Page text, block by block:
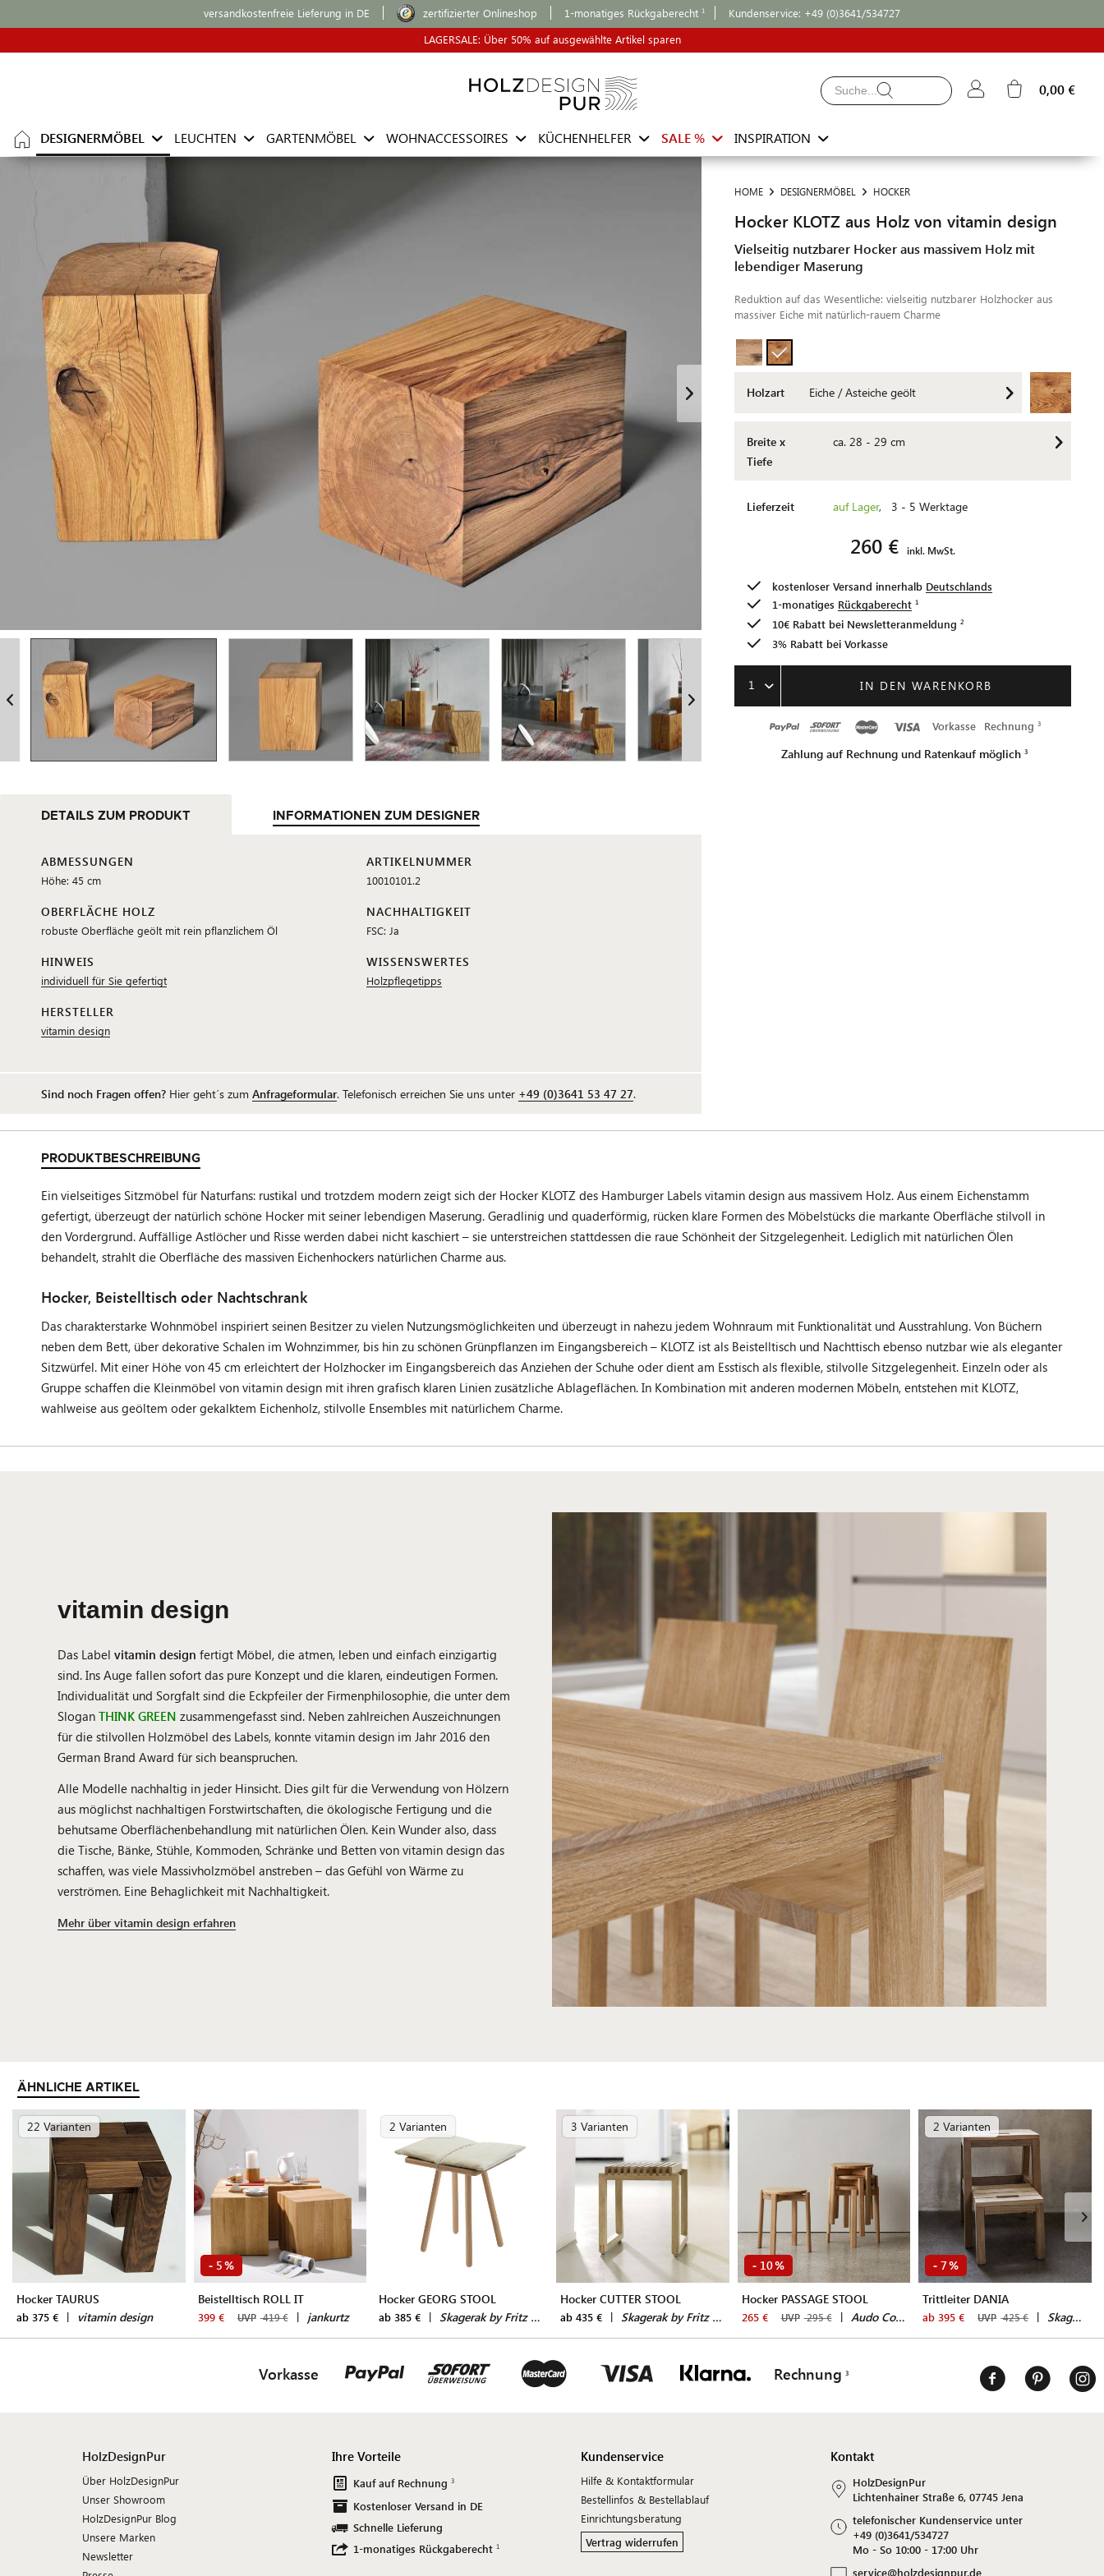
versandkostenfreie Lieferung in DE zertifizierter Onlineshop 1-monatiges Rückgaberecht Kundenservice: +49 (0)3641/534727
LAGERSALE: Über 50% auf ausgewählte Artikel sparen
0,00 €
DESIGNERMÖBEL LEUCHTEN GARTENMÖBEL WOHNACCESSOIRES KÜCHENHELFER SALE % INSPIRATION
HOME DESIGNERMÖBEL HOCKER
Hocker KLOTZ aus Holz von vitamin design
Vielseitig nutzbarer Hocker aus massivem Holz mit
lebendiger Maserung
Reduktion auf das Wesentliche: vielseitig nutzbarer Holzhocker aus
massiver Eiche mit natürlich-rauem Charme
Holzart Eiche / Asteiche geölt
Breite x
Tiefe
ca. 28 - 29 cm
Lieferzeit auf Lager, 3 - 5 Werktage
260 € inkl. MwSt.
kostenloser Versand innerhalb Deutschlands
1-monatiges Rückgaberecht
10€ Rabatt bei Newsletteranmeldung
3% Rabatt bei Vorkasse
1 IN DEN WARENKORB
Vorkasse Rechnung
Zahlung auf Rechnung und Ratenkauf möglich
DETAILS ZUM PRODUKT INFORMATIONEN ZUM DESIGNER
ABMESSUNGEN
Höhe: 45 cm
OBERFLÄCHE HOLZ
robuste Oberfläche geölt mit rein pflanzlichem Öl
HINWEIS
individuell für Sie gefertigt
HERSTELLER
vitamin design
ARTIKELNUMMER
10010101.2
NACHHALTIGKEIT
FSC: Ja
WISSENSWERTES
Holzpflegetipps
Sind noch Fragen offen? Hier geht´s zum Anfrageformular. Telefonisch erreichen Sie uns unter +49 (0)3641 53 47 27.
PRODUKTBESCHREIBUNG
Ein vielseitiges Sitzmöbel für Naturfans: rustikal und trotzdem modern zeigt sich der Hocker KLOTZ des Hamburger Labels vitamin design aus massivem Holz. Aus einem Eichenstamm
gefertigt, überzeugt der natürlich schöne Hocker mit seiner lebendigen Maserung. Geradlinig und quaderförmig, rücken klare Formen des Möbelstücks die markante Oberfläche stilvoll in
den Vordergrund. Auffällige Astlöcher und Risse werden dabei nicht kaschiert – sie unterstreichen stattdessen die raue Schönheit der Sitzgelegenheit. Lediglich mit natürlichen Ölen
behandelt, strahlt die Oberfläche des massiven Eichenhockers natürlichen Charme aus.
Hocker, Beistelltisch oder Nachtschrank
Das charakterstarke Wohnmöbel inspiriert seinen Besitzer zu vielen Nutzungsmöglichkeiten und überzeugt in nahezu jedem Wohnraum mit Funktionalität und Ausstrahlung. Von Büchern
neben dem Bett, über dekorative Schalen im Wohnzimmer, bis hin zu schönen Grünpflanzen im Eingangsbereich – KLOTZ ist als Beistelltisch und Nachttisch ebenso nutzbar wie als eleganter
Sitzwürfel. Mit einer Höhe von 45 cm erleichtert der Holzhocker im Eingangsbereich das Anziehen der Schuhe oder dient am Esstisch als flexible, stilvolle Sitzgelegenheit. Einzeln oder als
Gruppe schaffen die Kleinmöbel von vitamin design mit ihren grafisch klaren Linien zusätzliche Ablageflächen. In Kombination mit anderen modernen Möbeln, entstehen mit KLOTZ,
wahlweise aus geöltem oder gekalktem Eichenholz, stilvolle Ensembles mit natürlichem Charme.
vitamin design
Das Label vitamin design fertigt Möbel, die atmen, leben und einfach einzigartig
sind. Ins Auge fallen sofort das pure Konzept und die klaren, eindeutigen Formen.
Individualität und Sorgfalt sind die Eckpfeiler der Firmenphilosophie, die unter dem
Slogan THINK GREEN zusammengefasst sind. Neben zahlreichen Auszeichnungen
für die stilvollen Holzmöbel des Labels, konnte vitamin design im Jahr 2016 den
German Brand Award für sich beanspruchen.
Alle Modelle nachhaltig in jeder Hinsicht. Dies gilt für die Verwendung von Hölzern
aus möglichst nachhaltigen Forstwirtschaften, die ökologische Fertigung und die
behutsame Oberflächenbehandlung mit natürlichen Ölen. Kein Wunder also, dass
die Tische, Bänke, Stühle, Kommoden, Schränke und Betten von vitamin design das
schaffen, was viele Massivholzmöbel anstreben – das Gefühl von Wärme zu
verströmen. Eine Behaglichkeit mit Nachhaltigkeit.
Mehr über vitamin design erfahren
ÄHNLICHE ARTIKEL
22 Varianten
Hocker TAURUS
ab 375 € | vitamin design
- 5 %
Beistelltisch ROLL IT
399 € UVP 419 € | jankurtz
2 Varianten
Hocker GEORG STOOL
ab 385 € | Skagerak by Fritz Hansen
3 Varianten
Hocker CUTTER STOOL
ab 435 € | Skagerak by Fritz Hansen
- 10%
Hocker PASSAGE STOOL
265 € UVP 295 € | Audo Copenhagen
2 Varianten
-7%
Trittleiter DANIA
ab 395 € UVP 425 € | Skagerak by Fritz Hansen
Vorkasse Rechnung
HolzDesignPur
Über HolzDesignPur
Unser Showroom
HolzDesignPur Blog
Unsere Marken
Newsletter
Ihre Vorteile
Kauf auf Rechnung
Kostenloser Versand in DE
Schnelle Lieferung
1-monatiges Rückgaberecht
Kundenservice
Hilfe & Kontaktformular
Bestellinfos & Bestellablauf
Einrichtungsberatung
Vertrag widerrufen
Kontakt
HolzDesignPur
Lichtenhainer Straße 6, 07745 Jena
telefonischer Kundenservice unter
+49 (0)3641/534727
Mo - So 10:00 - 17:00 Uhr
service@holzdesignpur.de